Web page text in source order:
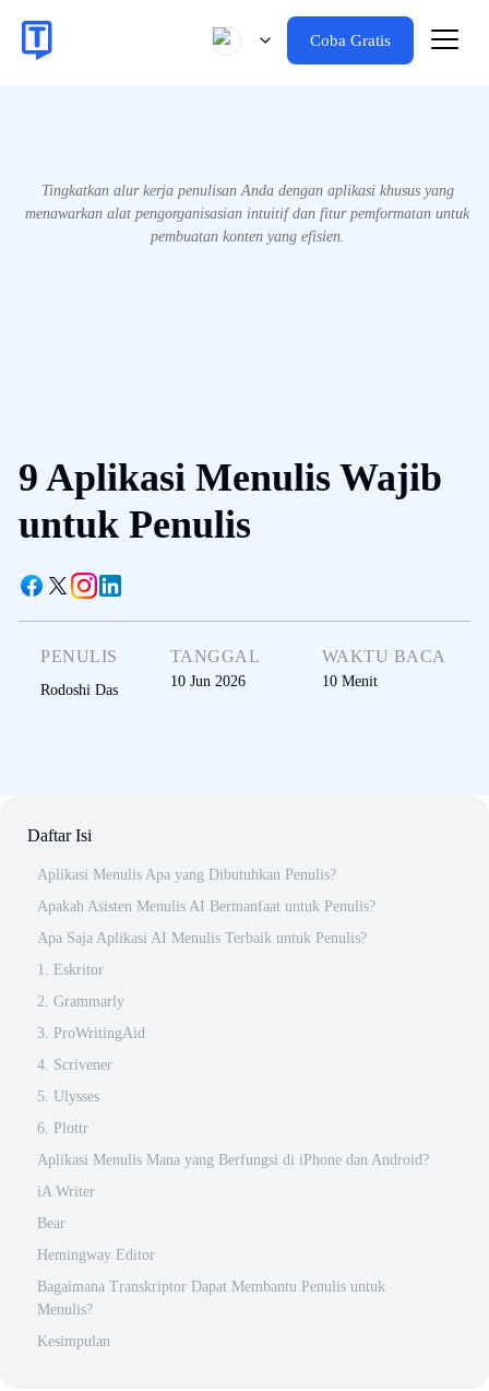
Coba Gratis
Tingkatkan alur kerja penulisan Anda dengan aplikasi khusus yang
menawarkan alat pengorganisasian intuitif dan fitur pemformatan untuk
pembuatan konten yang efisien.
9 Aplikasi Menulis Wajib
untuk Penulis
PENULIS
Rodoshi Das
TANGGAL
10 Jun 2026
WAKTU BACA
10 Menit
Daftar Isi
Aplikasi Menulis Apa yang Dibutuhkan Penulis?
Apakah Asisten Menulis AI Bermanfaat untuk Penulis?
Apa Saja Aplikasi AI Menulis Terbaik untuk Penulis?
1. Eskritor
2. Grammarly
3. ProWritingAid
4. Scrivener
5. Ulysses
6. Plottr
Aplikasi Menulis Mana yang Berfungsi di iPhone dan Android?
iA Writer
Bear
Hemingway Editor
Bagaimana Transkriptor Dapat Membantu Penulis untuk
Menulis?
Kesimpulan